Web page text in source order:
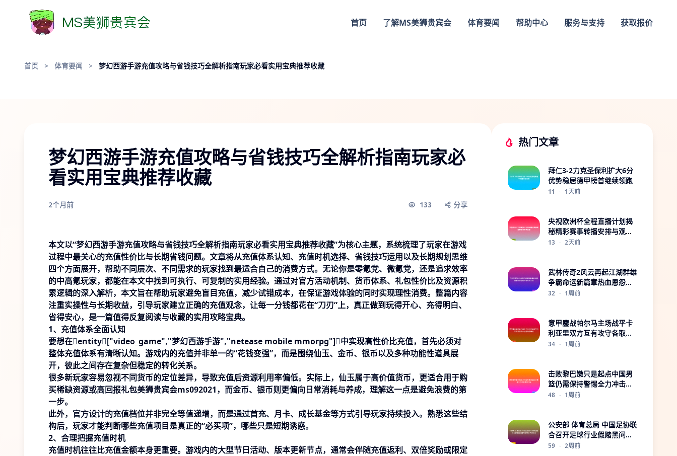
首页 了解MS美狮贵宾会 体育要闻 帮助中心 服务与支持 获取报价
首页 > 体育要闻 > 梦幻西游手游充值攻略与省钱技巧全解析指南玩家必看实用宝典推荐收藏
梦幻西游手游充值攻略与省钱技巧全解析指南玩家必
看实用宝典推荐收藏
2个月前 133 分享
本文以“梦幻西游手游充值攻略与省钱技巧全解析指南玩家必看实用宝典推荐收藏”为核心主题，系统梳理了玩家在游戏
过程中最关心的充值性价比与长期省钱问题。文章将从充值体系认知、充值时机选择、省钱技巧运用以及长期规划思维
四个方面展开，帮助不同层次、不同需求的玩家找到最适合自己的消费方式。无论你是零氪党、微氪党，还是追求效率
的中高氪玩家，都能在本文中找到可执行、可复制的实用经验。通过对官方活动机制、货币体系、礼包性价比及资源积
累逻辑的深入解析，本文旨在帮助玩家避免盲目充值，减少试错成本，在保证游戏体验的同时实现理性消费。整篇内容
注重实操性与长期收益，引导玩家建立正确的充值观念，让每一分钱都花在“刀刃”上，真正做到玩得开心、充得明白、
省得安心，是一篇值得反复阅读与收藏的实用攻略宝典。
1、充值体系全面认知
要想在entity["video_game","梦幻西游手游","netease mobile mmorpg"]中实现高性价比充值，首先必须对
整体充值体系有清晰认知。游戏内的充值并非单一的“花钱变强”，而是围绕仙玉、金币、银币以及多种功能性道具展
开，彼此之间存在复杂但稳定的转化关系。
很多新玩家容易忽视不同货币的定位差异，导致充值后资源利用率偏低。实际上，仙玉属于高价值货币，更适合用于购
买稀缺资源或高回报礼包美狮贵宾会ms092021 ，而金币、银币则更偏向日常消耗与养成，理解这一点是避免浪费的第
一步。
此外，官方设计的充值档位并非完全等值递增，而是通过首充、月卡、成长基金等方式引导玩家持续投入。熟悉这些结
构后，玩家才能判断哪些充值项目是真正的“必买项”，哪些只是短期诱惑。
2、合理把握充值时机
充值时机往往比充值金额本身更重要。游戏内的大型节日活动、版本更新节点，通常会伴随充值返利、双倍奖励或限定
热门文章
拜仁3-2力克圣保利扩大6分
优势稳居德甲榜首继续领跑
11 · 1天前
央视欧洲杯全程直播计划揭
秘精彩赛事转播安排与观赛
指南
13 · 2天前
武林传奇2风云再起江湖群雄
争霸命运新篇章热血恩怨终
极对决之路
32 · 1周前
意甲鏖战帕尔马主场战平卡
利亚里双方互有攻守各取一
分走势胶着局
34 · 1周前
击败黎巴嫩只是起点中国男
篮仍需保持警惕全力冲击更
高目标
48 · 1周前
公安部 体育总局 中国足协联
合召开足球行业假赌黑问题
专项整治工作会议
59 · 2周前